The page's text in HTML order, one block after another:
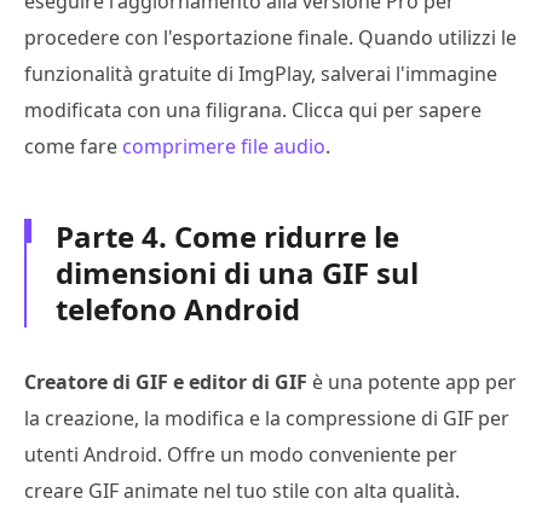
procedere con l'esportazione finale. Quando utilizzi le
funzionalità gratuite di ImgPlay, salverai l'immagine
modificata con una filigrana. Clicca qui per sapere
come fare comprimere file audio.
Parte 4. Come ridurre le
dimensioni di una GIF sul
telefono Android
Creatore di GIF e editor di GIF è una potente app per
la creazione, la modifica e la compressione di GIF per
utenti Android. Offre un modo conveniente per
creare GIF animate nel tuo stile con alta qualità.